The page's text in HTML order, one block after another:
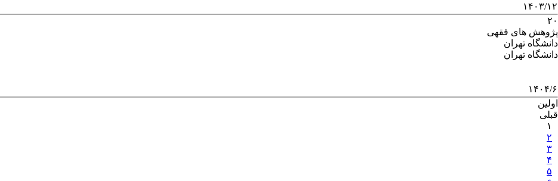
۱۴۰۳/۱۲
۲۰
پژوهش های فقهی
دانشگاه تهران
دانشگاه تهران
۱۴۰۴/۶
اولین
قبلی
۱
۲
۳
۴
۵